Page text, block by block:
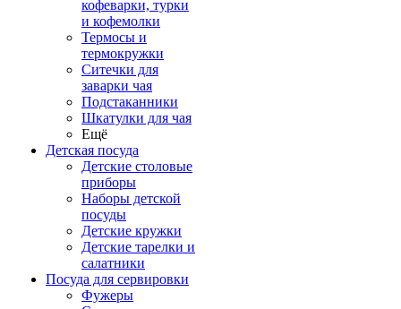
кофеварки, турки
и кофемолки
Термосы и
термокружки
Ситечки для
заварки чая
Подстаканники
Шкатулки для чая
Ещё
Детская посуда
Детские столовые
приборы
Наборы детской
посуды
Детские кружки
Детские тарелки и
салатники
Посуда для сервировки
Фужеры